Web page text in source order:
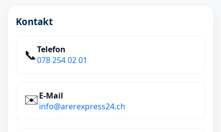
Kontakt
📞Telefon
078 254 02 01
✉️E‑Mail
info@arerexpress24.ch